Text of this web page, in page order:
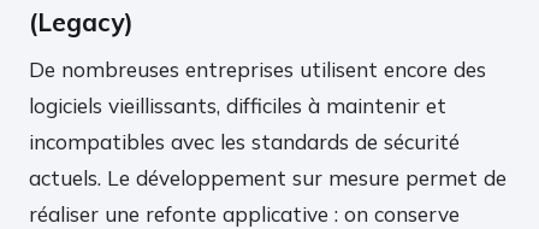
(Legacy)
De nombreuses entreprises utilisent encore des
logiciels vieillissants, difficiles à maintenir et
incompatibles avec les standards de sécurité
actuels. Le développement sur mesure permet de
réaliser une refonte applicative : on conserve